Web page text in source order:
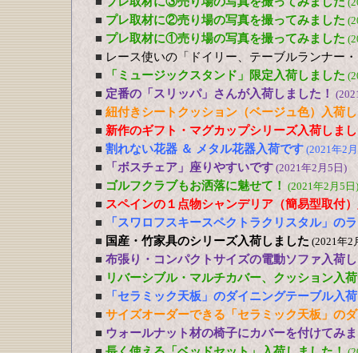
■ プレ取材に②売り場の写真を撮ってみました
■ プレ取材に①売り場の写真を撮ってみました
■ レース使いの「ドイリー、テーブルランナー
■
「ミュージックスタンド」限定入荷しました
■ 定番の「スリッパ」さんが入荷しました！
■ 紐付きシートクッション（ベージュ色）入荷
■ 新作のギフト・マグカップシリーズ入荷しま
■ 割れない花器 ＆ メタル花器入荷です (2021年2
■ 「ボスチェア」座りやすいです (2021年2月5日)
■ ゴルフクラブもお洒落に魅せて！ (2021年2月5日)
■ スペインの１点物シャンデリア（簡易型取付
■
「スワロフスキースペクトラクリスタル」の
■ 国産・竹家具のシリーズ入荷しました (2021年2
■ 布張り・コンパクトサイズの電動ソファ入荷
■ リバーシブル・マルチカバー、クッション入
■
「セラミック天板」のダイニングテーブル入
■ サイズオーダーできる「セラミック天板」の
■ ウォールナット材の椅子にカバーを付けてみ